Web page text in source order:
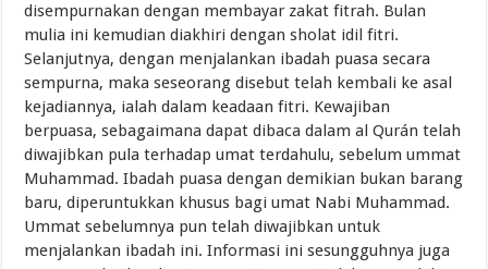
disempurnakan dengan membayar zakat fitrah. Bulan
mulia ini kemudian diakhiri dengan sholat idil fitri.
Selanjutnya, dengan menjalankan ibadah puasa secara
sempurna, maka seseorang disebut telah kembali ke asal
kejadiannya, ialah dalam keadaan fitri. Kewajiban
berpuasa, sebagaimana dapat dibaca dalam al Qurán telah
diwajibkan pula terhadap umat terdahulu, sebelum ummat
Muhammad. Ibadah puasa dengan demikian bukan barang
baru, diperuntukkan khusus bagi umat Nabi Muhammad.
Ummat sebelumnya pun telah diwajibkan untuk
menjalankan ibadah ini. Informasi ini sesungguhnya juga